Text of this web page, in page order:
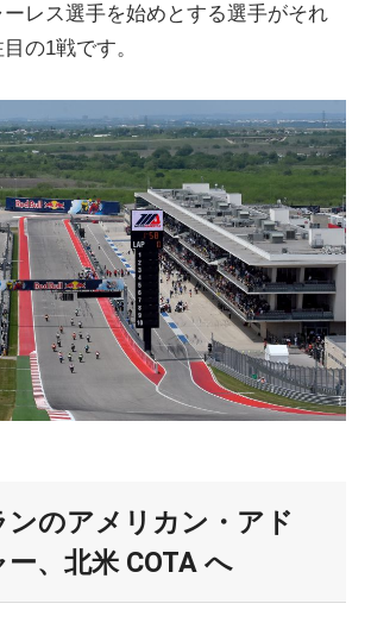
ク
ニ
ュ
ー
ス
レス選手を始めとする選手がそれ
の1戦です。
ンのアメリカン・アド
、北米 COTA へ